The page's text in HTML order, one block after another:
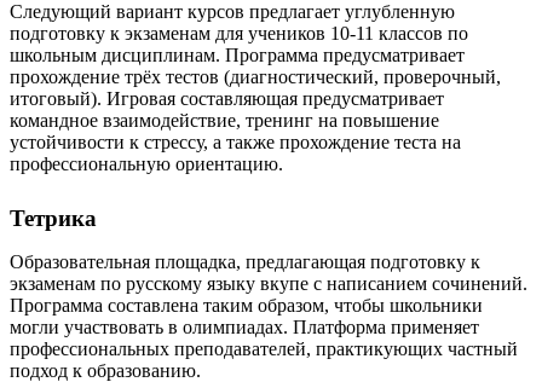
Следующий вариант курсов предлагает углубленную
подготовку к экзаменам для учеников 10-11 классов по
школьным дисциплинам. Программа предусматривает
прохождение трёх тестов (диагностический, проверочный,
итоговый). Игровая составляющая предусматривает
командное взаимодействие, тренинг на повышение
устойчивости к стрессу, а также прохождение теста на
профессиональную ориентацию.
Тетрика
Образовательная площадка, предлагающая подготовку к
экзаменам по русскому языку вкупе с написанием сочинений.
Программа составлена таким образом, чтобы школьники
могли участвовать в олимпиадах. Платформа применяет
профессиональных преподавателей, практикующих частный
подход к образованию.